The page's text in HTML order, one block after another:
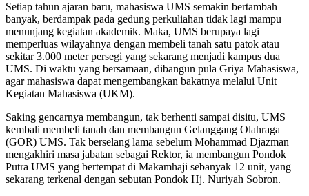
Setiap tahun ajaran baru, mahasiswa UMS semakin bertambah
banyak, berdampak pada gedung perkuliahan tidak lagi mampu
menunjang kegiatan akademik. Maka, UMS berupaya lagi
memperluas wilayahnya dengan membeli tanah satu patok atau
sekitar 3.000 meter persegi yang sekarang menjadi kampus dua
UMS. Di waktu yang bersamaan, dibangun pula Griya Mahasiswa,
agar mahasiswa dapat mengembangkan bakatnya melalui Unit
Kegiatan Mahasiswa (UKM).
Saking gencarnya membangun, tak berhenti sampai disitu, UMS
kembali membeli tanah dan membangun Gelanggang Olahraga
(GOR) UMS. Tak berselang lama sebelum Mohammad Djazman
mengakhiri masa jabatan sebagai Rektor, ia membangun Pondok
Putra UMS yang bertempat di Makamhaji sebanyak 12 unit, yang
sekarang terkenal dengan sebutan Pondok Hj. Nuriyah Sobron.